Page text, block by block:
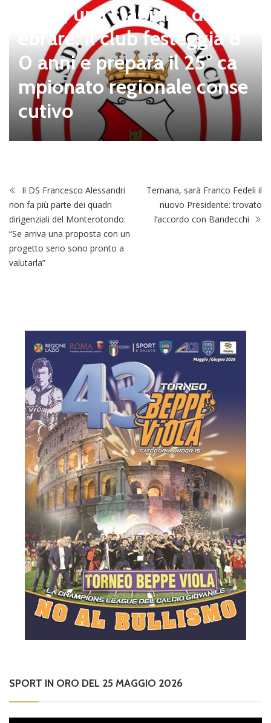
Tolfa, una stagione da cel
ebrare: il club festeggia 8
0 anni e prepara il 25° ca
mpionato regionale conse
cutivo
Il DS Francesco Alessandri
non fa più parte dei quadri
dirigenziali del Monterotondo:
“Se arriva una proposta con un
progetto serio sono pronto a
valutarla”
Ternana, sarà Franco Fedeli il
nuovo Presidente: trovato
l’accordo con Bandecchi
SPORT IN ORO DEL 25 MAGGIO 2026